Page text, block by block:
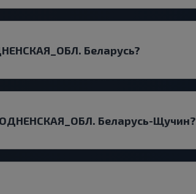
Беларусь?
Беларусь-Щучин?